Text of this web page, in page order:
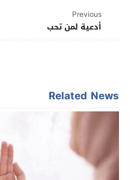
Previous
أدعية لمن تحب
Related News